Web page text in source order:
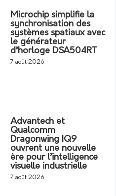
Microchip simplifie la
synchronisation des
systèmes spatiaux avec
le générateur
d’horloge DSA504RT
7 août 2026
Advantech et
Qualcomm
Dragonwing IQ9
ouvrent une nouvelle
ère pour l’intelligence
visuelle industrielle
7 août 2026